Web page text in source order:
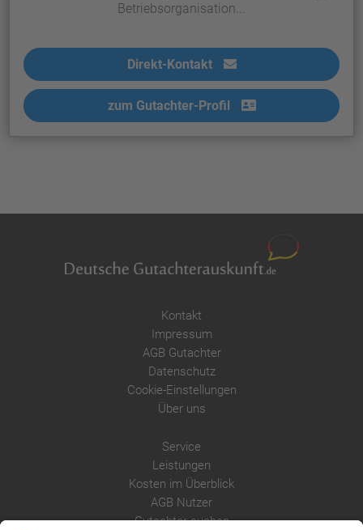
Betriebsorganisation...
Direkt-Kontakt
zum Gutachter-Profil
Kontakt
Impressum
AGB Gutachter
Datenschutz
Cookie-Einstellungen
Über uns
Service
Leistungen
Kosten im Überblick
AGB Nutzer
Gutachter suchen